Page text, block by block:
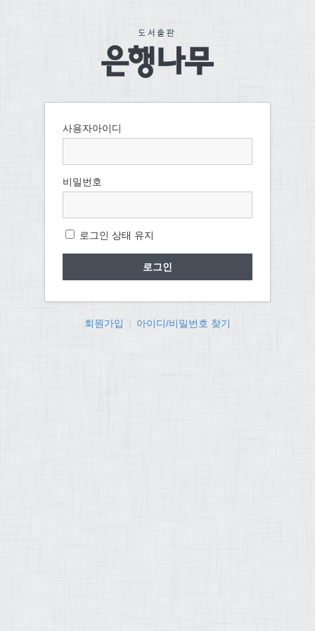
사용자아이디
비밀번호
로그인 상태 유지
회원가입 아이디/비밀번호 찾기